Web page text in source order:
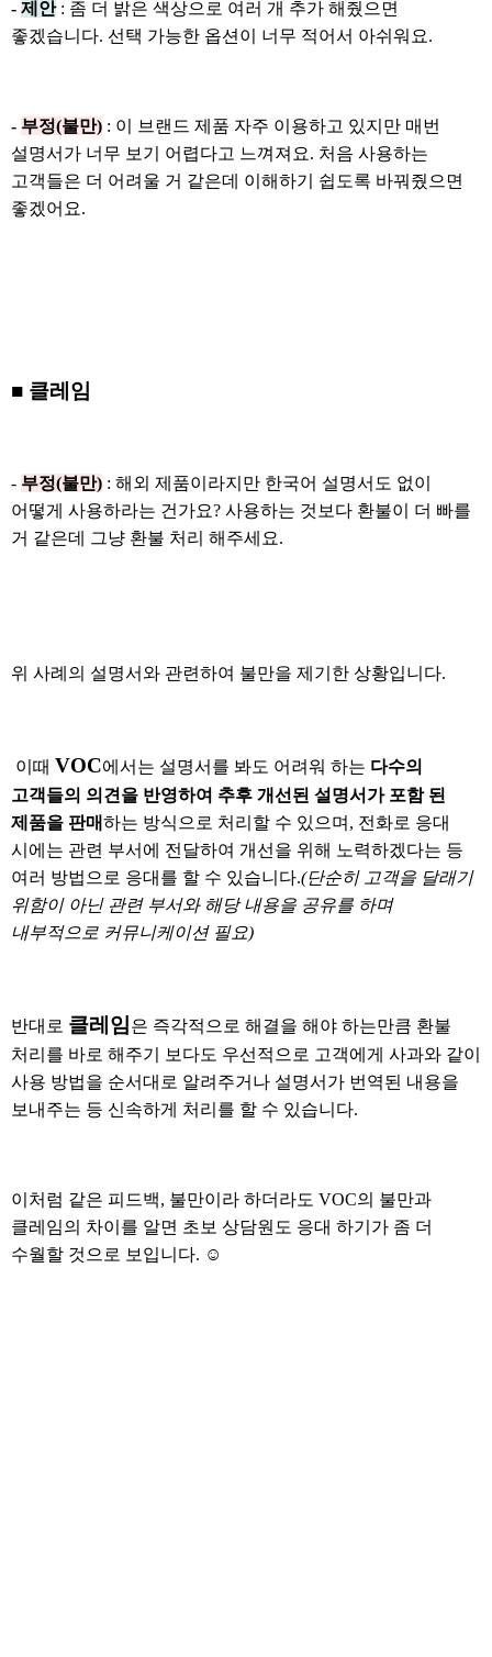
- 제안: 좀 더 밝은 색상으로 여러 개 추가 해줬으면
좋겠습니다. 선택 가능한 옵션이 너무 적어서 아쉬워요.
- 부정(불만) : 이 브랜드 제품 자주 이용하고 있지만 매번
설명서가 너무 보기 어렵다고 느껴져요. 처음 사용하는
고객들은 더 어려울 거 같은데 이해하기 쉽도록 바꿔줬으면
좋겠어요.
■ 클레임
- 부정(불만) : 해외 제품이라지만 한국어 설명서도 없이
어떻게 사용하라는 건가요? 사용하는 것보다 환불이 더 빠를
거 같은데 그냥 환불 처리 해주세요.
위 사례의 설명서와 관련하여 불만을 제기한 상황입니다.
이때 VOC에서는 설명서를 봐도 어려워 하는 다수의
고객들의 의견을 반영하여 추후 개선된 설명서가 포함 된
제품을 판매하는 방식으로 처리할 수 있으며, 전화로 응대
시에는 관련 부서에 전달하여 개선을 위해 노력하겠다는 등
여러 방법으로 응대를 할 수 있습니다.(단순히 고객을 달래기
위함이 아닌 관련 부서와 해당 내용을 공유를 하며
내부적으로 커뮤니케이션 필요)
반대로 클레임은 즉각적으로 해결을 해야 하는만큼 환불
처리를 바로 해주기 보다도 우선적으로 고객에게 사과와 같이
사용 방법을 순서대로 알려주거나 설명서가 번역된 내용을
보내주는 등 신속하게 처리를 할 수 있습니다.
이처럼 같은 피드백, 불만이라 하더라도 VOC의 불만과
클레임의 차이를 알면 초보 상담원도 응대 하기가 좀 더
수월할 것으로 보입니다. ☺